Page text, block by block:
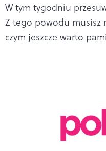
W tym tygodniu
Z tego powodu musisz
czym jeszcze warto